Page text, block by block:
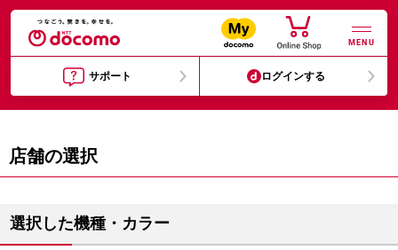
MENU
サポート ログインする
店舗の選択
選択した機種・カラー